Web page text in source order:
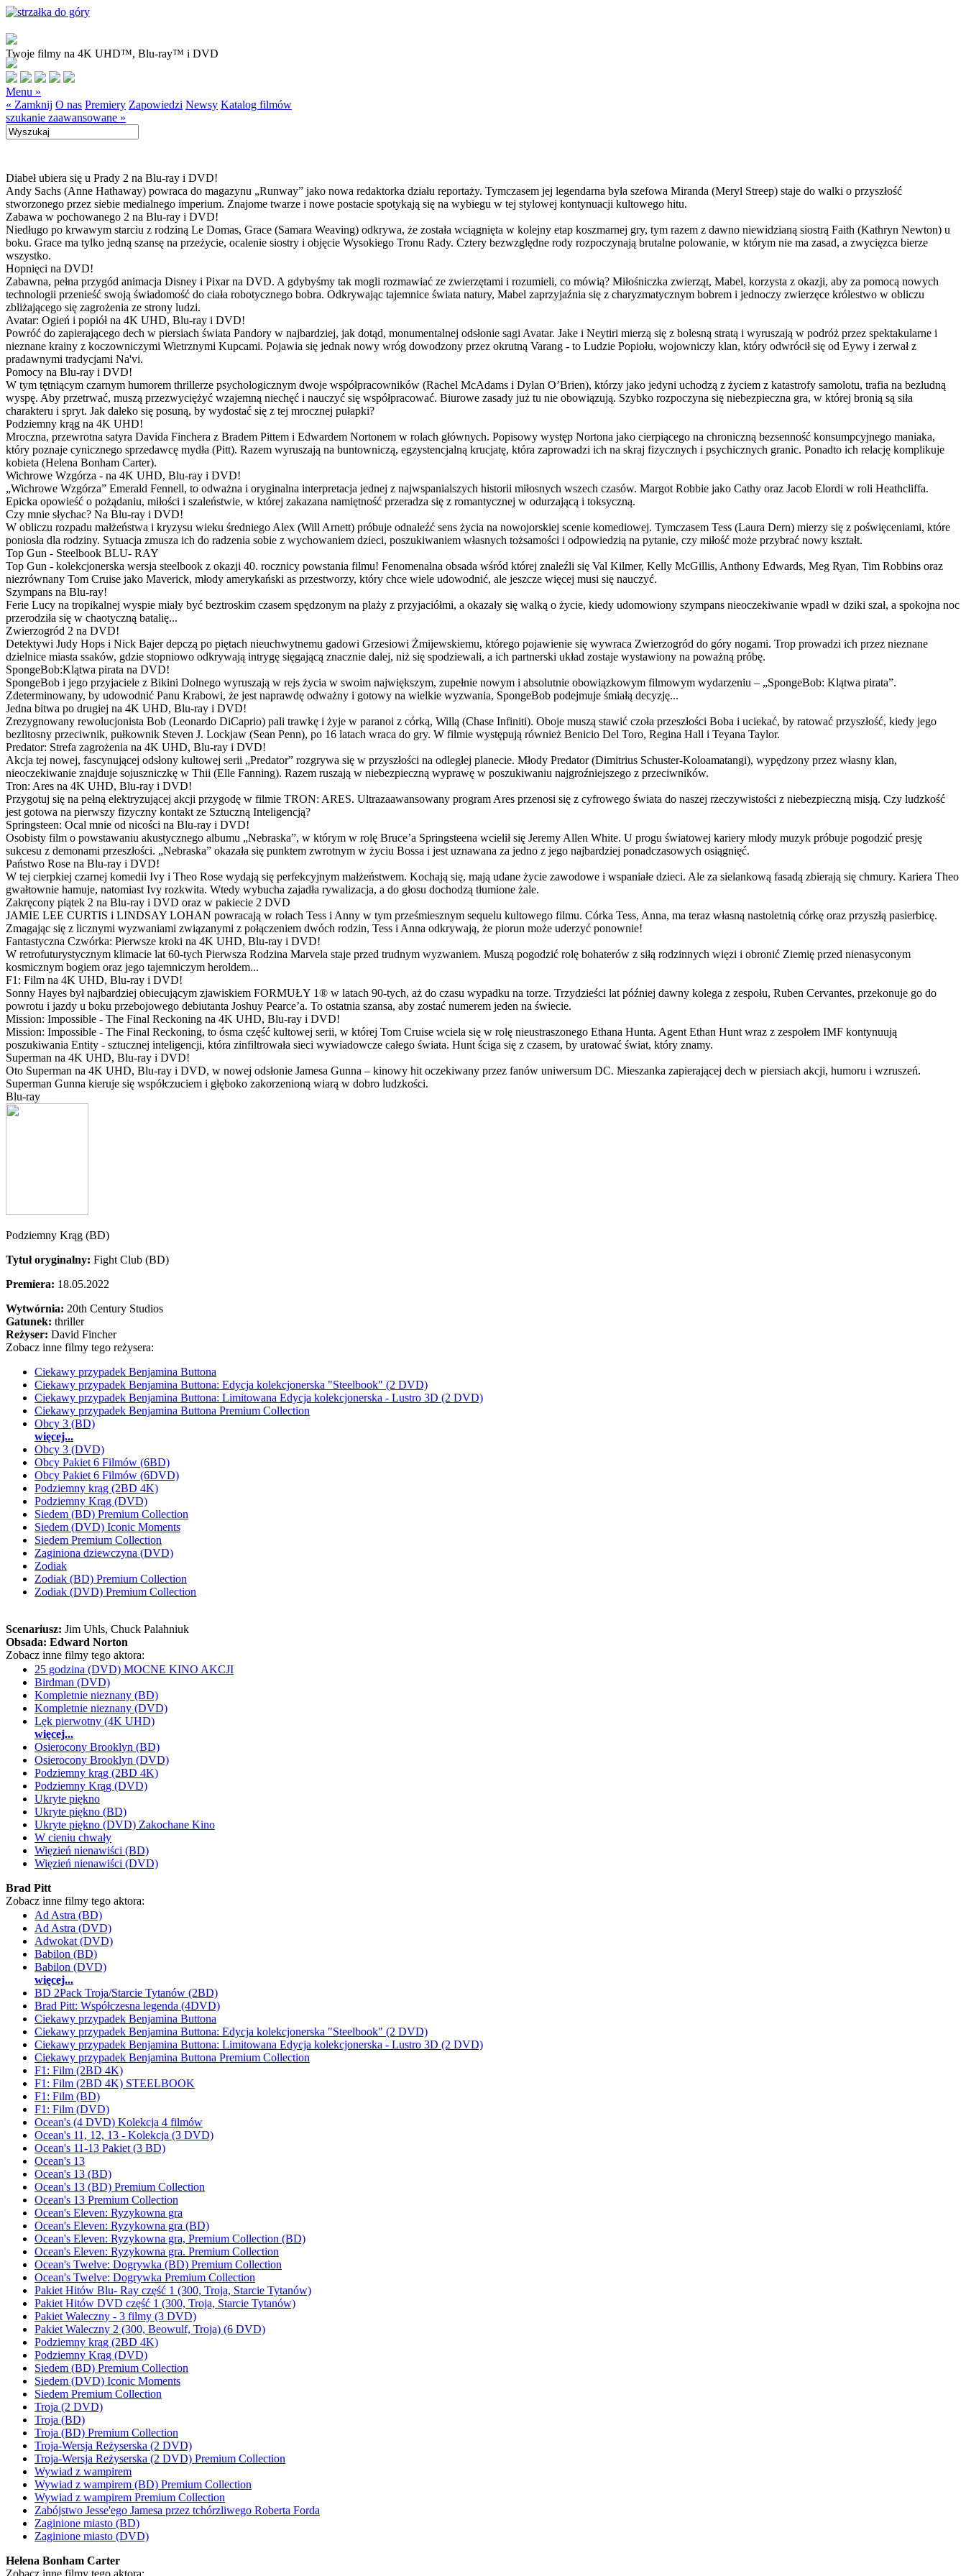
Twoje filmy na 4K UHD™, Blu-ray™ i DVD
Menu »
« Zamknij O nas Premiery Zapowiedzi Newsy Katalog filmów
szukanie zaawansowane »
Diabeł ubiera się u Prady 2 na Blu-ray i DVD!
Andy Sachs (Anne Hathaway) powraca do magazynu „Runway” jako nowa redaktorka działu reportaży. Tymczasem jej legendarna była szefowa Miranda (Meryl Streep) staje do walki o przyszłość
stworzonego przez siebie medialnego imperium. Znajome twarze i nowe postacie spotykają się na wybiegu w tej stylowej kontynuacji kultowego hitu.
Zabawa w pochowanego 2 na Blu-ray i DVD!
Niedługo po krwawym starciu z rodziną Le Domas, Grace (Samara Weaving) odkrywa, że została wciągnięta w kolejny etap koszmarnej gry, tym razem z dawno niewidzianą siostrą Faith (Kathryn Newton) u
boku. Grace ma tylko jedną szansę na przeżycie, ocalenie siostry i objęcie Wysokiego Tronu Rady. Cztery bezwzględne rody rozpoczynają brutalne polowanie, w którym nie ma zasad, a zwycięzca bierze
wszystko.
Hopnięci na DVD!
Zabawna, pełna przygód animacja Disney i Pixar na DVD. A gdybyśmy tak mogli rozmawiać ze zwierzętami i rozumieli, co mówią? Miłośniczka zwierząt, Mabel, korzysta z okazji, aby za pomocą nowych
technologii przenieść swoją świadomość do ciała robotycznego bobra. Odkrywając tajemnice świata natury, Mabel zaprzyjaźnia się z charyzmatycznym bobrem i jednoczy zwierzęce królestwo w obliczu
zbliżającego się zagrożenia ze strony ludzi.
Avatar: Ogień i popiół na 4K UHD, Blu-ray i DVD!
Powróć do zapierającego dech w piersiach świata Pandory w najbardziej, jak dotąd, monumentalnej odsłonie sagi Avatar. Jake i Neytiri mierzą się z bolesną stratą i wyruszają w podróż przez spektakularne i
nieznane krainy z koczowniczymi Wietrznymi Kupcami. Pojawia się jednak nowy wróg dowodzony przez okrutną Varang - to Ludzie Popiołu, wojowniczy klan, który odwrócił się od Eywy i zerwał z
pradawnymi tradycjami Na'vi.
Pomocy na Blu-ray i DVD!
W tym tętniącym czarnym humorem thrillerze psychologicznym dwoje współpracowników (Rachel McAdams i Dylan O’Brien), którzy jako jedyni uchodzą z życiem z katastrofy samolotu, trafia na bezludną
wyspę. Aby przetrwać, muszą przezwyciężyć wzajemną niechęć i nauczyć się współpracować. Biurowe zasady już tu nie obowiązują. Szybko rozpoczyna się niebezpieczna gra, w której bronią są siła
charakteru i spryt. Jak daleko się posuną, by wydostać się z tej mrocznej pułapki?
Podziemny krąg na 4K UHD!
Mroczna, przewrotna satyra Davida Finchera z Bradem Pittem i Edwardem Nortonem w rolach głównych. Popisowy występ Nortona jako cierpiącego na chroniczną bezsenność konsumpcyjnego maniaka,
który poznaje cynicznego sprzedawcę mydła (Pitt). Razem wyruszają na buntowniczą, egzystencjalną krucjatę, która zaprowadzi ich na skraj fizycznych i psychicznych granic. Ponadto ich relację komplikuje
kobieta (Helena Bonham Carter).
Wichrowe Wzgórza - na 4K UHD, Blu-ray i DVD!
„Wichrowe Wzgórza” Emerald Fennell, to odważna i oryginalna interpretacja jednej z najwspanialszych historii miłosnych wszech czasów. Margot Robbie jako Cathy oraz Jacob Elordi w roli Heathcliffa.
Epicka opowieść o pożądaniu, miłości i szaleństwie, w której zakazana namiętność przeradza się z romantycznej w odurzającą i toksyczną.
Czy mnie słychac? Na Blu-ray i DVD!
W obliczu rozpadu małżeństwa i kryzysu wieku średniego Alex (Will Arnett) próbuje odnaleźć sens życia na nowojorskiej scenie komediowej. Tymczasem Tess (Laura Dern) mierzy się z poświęceniami, które
poniosła dla rodziny. Sytuacja zmusza ich do radzenia sobie z wychowaniem dzieci, poszukiwaniem własnych tożsamości i odpowiedzią na pytanie, czy miłość może przybrać nowy kształt.
Top Gun - Steelbook BLU- RAY
Top Gun - kolekcjonerska wersja steelbook z okazji 40. rocznicy powstania filmu! Fenomenalna obsada wśród której znaleźli się Val Kilmer, Kelly McGillis, Anthony Edwards, Meg Ryan, Tim Robbins oraz
niezrównany Tom Cruise jako Maverick, młody amerykański as przestworzy, który chce wiele udowodnić, ale jeszcze więcej musi się nauczyć.
Szympans na Blu-ray!
Ferie Lucy na tropikalnej wyspie miały być beztroskim czasem spędzonym na plaży z przyjaciółmi, a okazały się walką o życie, kiedy udomowiony szympans nieoczekiwanie wpadł w dziki szał, a spokojna noc
przerodziła się w chaotyczną batalię...
Zwierzogród 2 na DVD!
Detektywi Judy Hops i Nick Bajer depczą po piętach nieuchwytnemu gadowi Grzesiowi Żmijewskiemu, którego pojawienie się wywraca Zwierzogród do góry nogami. Trop prowadzi ich przez nieznane
dzielnice miasta ssaków, gdzie stopniowo odkrywają intrygę sięgającą znacznie dalej, niż się spodziewali, a ich partnerski układ zostaje wystawiony na poważną próbę.
SpongeBob:Klątwa pirata na DVD!
SpongeBob i jego przyjaciele z Bikini Dolnego wyruszają w rejs życia w swoim największym, zupełnie nowym i absolutnie obowiązkowym filmowym wydarzeniu – „SpongeBob: Klątwa pirata”.
Zdeterminowany, by udowodnić Panu Krabowi, że jest naprawdę odważny i gotowy na wielkie wyzwania, SpongeBob podejmuje śmiałą decyzję...
Jedna bitwa po drugiej na 4K UHD, Blu-ray i DVD!
Zrezygnowany rewolucjonista Bob (Leonardo DiCaprio) pali trawkę i żyje w paranoi z córką, Willą (Chase Infiniti). Oboje muszą stawić czoła przeszłości Boba i uciekać, by ratować przyszłość, kiedy jego
bezlitosny przeciwnik, pułkownik Steven J. Lockjaw (Sean Penn), po 16 latach wraca do gry. W filmie występują również Benicio Del Toro, Regina Hall i Teyana Taylor.
Predator: Strefa zagrożenia na 4K UHD, Blu-ray i DVD!
Akcja tej nowej, fascynującej odsłony kultowej serii „Predator” rozgrywa się w przyszłości na odległej planecie. Młody Predator (Dimitrius Schuster-Koloamatangi), wypędzony przez własny klan,
nieoczekiwanie znajduje sojuszniczkę w Thii (Elle Fanning). Razem ruszają w niebezpieczną wyprawę w poszukiwaniu najgroźniejszego z przeciwników.
Tron: Ares na 4K UHD, Blu-ray i DVD!
Przygotuj się na pełną elektryzującej akcji przygodę w filmie TRON: ARES. Ultrazaawansowany program Ares przenosi się z cyfrowego świata do naszej rzeczywistości z niebezpieczną misją. Czy ludzkość
jest gotowa na pierwszy fizyczny kontakt ze Sztuczną Inteligencją?
Springsteen: Ocal mnie od nicości na Blu-ray i DVD!
Osobisty film o powstawaniu akustycznego albumu „Nebraska”, w którym w rolę Bruce’a Springsteena wcielił się Jeremy Allen White. U progu światowej kariery młody muzyk próbuje pogodzić presję
sukcesu z demonami przeszłości. „Nebraska” okazała się punktem zwrotnym w życiu Bossa i jest uznawana za jedno z jego najbardziej ponadczasowych osiągnięć.
Państwo Rose na Blu-ray i DVD!
W tej cierpkiej czarnej komedii Ivy i Theo Rose wydają się perfekcyjnym małżeństwem. Kochają się, mają udane życie zawodowe i wspaniałe dzieci. Ale za sielankową fasadą zbierają się chmury. Kariera Theo
gwałtownie hamuje, natomiast Ivy rozkwita. Wtedy wybucha zajadła rywalizacja, a do głosu dochodzą tłumione żale.
Zakręcony piątek 2 na Blu-ray i DVD oraz w pakiecie 2 DVD
JAMIE LEE CURTIS i LINDSAY LOHAN powracają w rolach Tess i Anny w tym prześmiesznym sequelu kultowego filmu. Córka Tess, Anna, ma teraz własną nastoletnią córkę oraz przyszłą pasierbicę.
Zmagając się z licznymi wyzwaniami związanymi z połączeniem dwóch rodzin, Tess i Anna odkrywają, że piorun może uderzyć ponownie!
Fantastyczna Czwórka: Pierwsze kroki na 4K UHD, Blu-ray i DVD!
W retrofuturystycznym klimacie lat 60-tych Pierwsza Rodzina Marvela staje przed trudnym wyzwaniem. Muszą pogodzić rolę bohaterów z siłą rodzinnych więzi i obronić Ziemię przed nienasyconym
kosmicznym bogiem oraz jego tajemniczym heroldem...
F1: Film na 4K UHD, Blu-ray i DVD!
Sonny Hayes był najbardziej obiecującym zjawiskiem FORMUŁY 1® w latach 90-tych, aż do czasu wypadku na torze. Trzydzieści lat później dawny kolega z zespołu, Ruben Cervantes, przekonuje go do
powrotu i jazdy u boku przebojowego debiutanta Joshuy Pearce’a. To ostatnia szansa, aby zostać numerem jeden na świecie.
Mission: Impossible - The Final Reckoning na 4K UHD, Blu-ray i DVD!
Mission: Impossible - The Final Reckoning, to ósma część kultowej serii, w której Tom Cruise wciela się w rolę nieustraszonego Ethana Hunta. Agent Ethan Hunt wraz z zespołem IMF kontynuują
poszukiwania Entity - sztucznej inteligencji, która zinfiltrowała sieci wywiadowcze całego świata. Hunt ściga się z czasem, by uratować świat, który znamy.
Superman na 4K UHD, Blu-ray i DVD!
Oto Superman na 4K UHD, Blu-ray i DVD, w nowej odsłonie Jamesa Gunna – kinowy hit oczekiwany przez fanów uniwersum DC. Mieszanka zapierającej dech w piersiach akcji, humoru i wzruszeń.
Superman Gunna kieruje się współczuciem i głęboko zakorzenioną wiarą w dobro ludzkości.
Blu-ray
Podziemny Krąg (BD)
Tytuł oryginalny: Fight Club (BD)
Premiera: 18.05.2022
Wytwórnia: 20th Century Studios
Gatunek: thriller
Reżyser: David Fincher
Zobacz inne filmy tego reżysera:
Ciekawy przypadek Benjamina Buttona
Ciekawy przypadek Benjamina Buttona: Edycja kolekcjonerska "Steelbook" (2 DVD)
Ciekawy przypadek Benjamina Buttona: Limitowana Edycja kolekcjonerska - Lustro 3D (2 DVD)
Ciekawy przypadek Benjamina Buttona Premium Collection
Obcy 3 (BD)
więcej...
Obcy 3 (DVD)
Obcy Pakiet 6 Filmów (6BD)
Obcy Pakiet 6 Filmów (6DVD)
Podziemny krąg (2BD 4K)
Podziemny Krąg (DVD)
Siedem (BD) Premium Collection
Siedem (DVD) Iconic Moments
Siedem Premium Collection
Zaginiona dziewczyna (DVD)
Zodiak
Zodiak (BD) Premium Collection
Zodiak (DVD) Premium Collection
Scenariusz: Jim Uhls, Chuck Palahniuk
Obsada: Edward Norton
Zobacz inne filmy tego aktora:
25 godzina (DVD) MOCNE KINO AKCJI
Birdman (DVD)
Kompletnie nieznany (BD)
Kompletnie nieznany (DVD)
Lęk pierwotny (4K UHD)
więcej...
Osierocony Brooklyn (BD)
Osierocony Brooklyn (DVD)
Podziemny krąg (2BD 4K)
Podziemny Krąg (DVD)
Ukryte piękno
Ukryte piękno (BD)
Ukryte piękno (DVD) Zakochane Kino
W cieniu chwały
Więzień nienawiści (BD)
Więzień nienawiści (DVD)
Brad Pitt
Zobacz inne filmy tego aktora:
Ad Astra (BD)
Ad Astra (DVD)
Adwokat (DVD)
Babilon (BD)
Babilon (DVD)
więcej...
BD 2Pack Troja/Starcie Tytanów (2BD)
Brad Pitt: Współczesna legenda (4DVD)
Ciekawy przypadek Benjamina Buttona
Ciekawy przypadek Benjamina Buttona: Edycja kolekcjonerska "Steelbook" (2 DVD)
Ciekawy przypadek Benjamina Buttona: Limitowana Edycja kolekcjonerska - Lustro 3D (2 DVD)
Ciekawy przypadek Benjamina Buttona Premium Collection
F1: Film (2BD 4K)
F1: Film (2BD 4K) STEELBOOK
F1: Film (BD)
F1: Film (DVD)
Ocean's (4 DVD) Kolekcja 4 filmów
Ocean's 11, 12, 13 - Kolekcja (3 DVD)
Ocean's 11-13 Pakiet (3 BD)
Ocean's 13
Ocean's 13 (BD)
Ocean's 13 (BD) Premium Collection
Ocean's 13 Premium Collection
Ocean's Eleven: Ryzykowna gra
Ocean's Eleven: Ryzykowna gra (BD)
Ocean's Eleven: Ryzykowna gra, Premium Collection (BD)
Ocean's Eleven: Ryzykowna gra. Premium Collection
Ocean's Twelve: Dogrywka (BD) Premium Collection
Ocean's Twelve: Dogrywka Premium Collection
Pakiet Hitów Blu- Ray część 1 (300, Troja, Starcie Tytanów)
Pakiet Hitów DVD część 1 (300, Troja, Starcie Tytanów)
Pakiet Waleczny - 3 filmy (3 DVD)
Pakiet Waleczny 2 (300, Beowulf, Troja) (6 DVD)
Podziemny krąg (2BD 4K)
Podziemny Krąg (DVD)
Siedem (BD) Premium Collection
Siedem (DVD) Iconic Moments
Siedem Premium Collection
Troja (2 DVD)
Troja (BD)
Troja (BD) Premium Collection
Troja-Wersja Reżyserska (2 DVD)
Troja-Wersja Reżyserska (2 DVD) Premium Collection
Wywiad z wampirem
Wywiad z wampirem (BD) Premium Collection
Wywiad z wampirem Premium Collection
Zabójstwo Jesse'ego Jamesa przez tchórzliwego Roberta Forda
Zaginione miasto (BD)
Zaginione miasto (DVD)
Helena Bonham Carter
Zobacz inne filmy tego aktora: